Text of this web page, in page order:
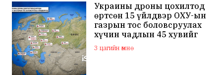
Украины дроны цохилтод
өртсөн 15 үйлдвэр ОХУ-ын
газрын тос боловсруулах
хүчин чадлын 45 хувийг
бүрдүүлдэг байжээ
3 цагийн өмнө